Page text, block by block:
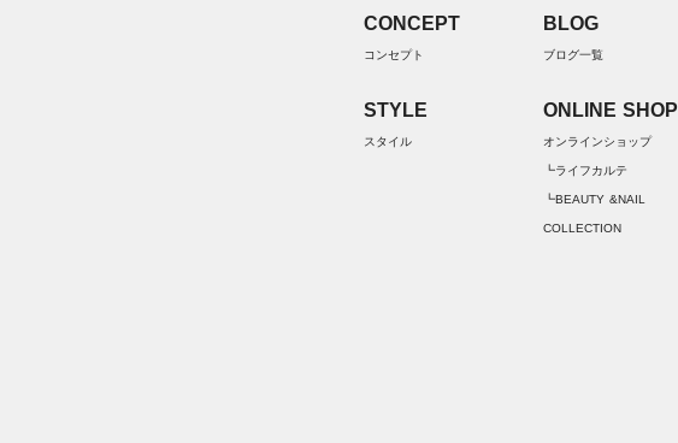
CONCEPT
コンセプト
STYLE
スタイル
BLOG
ブログ一覧
ONLINE SHOP
オンラインショップ
┗ライフカルテ
┗BEAUTY &NAIL
COLLECTION